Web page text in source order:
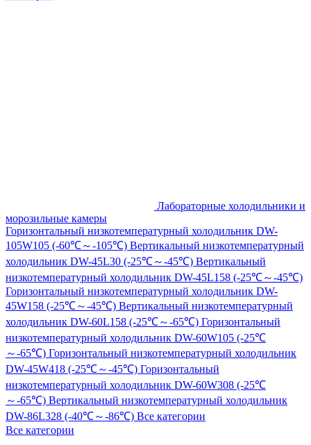
Лабораторные холодильники и
морозильные камеры
Горизонтальный низкотемпературный холодильник DW-
105W105 (-60℃～-105℃) Вертикальный низкотемпературный
холодильник DW-45L30 (-25℃～-45℃) Вертикальный
низкотемпературный холодильник DW-45L158 (-25℃～-45℃)
Горизонтальный низкотемпературный холодильник DW-
45W158 (-25℃～-45℃) Вертикальный низкотемпературный
холодильник DW-60L158 (-25℃～-65℃) Горизонтальный
низкотемпературный холодильник DW-60W105 (-25℃
～-65℃) Горизонтальный низкотемпературный холодильник
DW-45W418 (-25℃～-45℃) Горизонтальный
низкотемпературный холодильник DW-60W308 (-25℃
～-65℃) Вертикальный низкотемпературный холодильник
DW-86L328 (-40℃～-86℃) Все категории
Все категории